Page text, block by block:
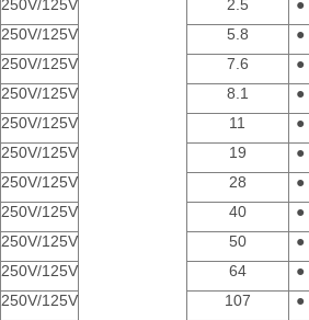
250V/125V 2.5
●
250V/125V 5.8
●
250V/125V 7.6
●
250V/125V 8.1
●
250V/125V 11
●
250V/125V 19
●
250V/125V 28
●
250V/125V 40
●
250V/125V 50
●
250V/125V 64
●
250V/125V 107
●